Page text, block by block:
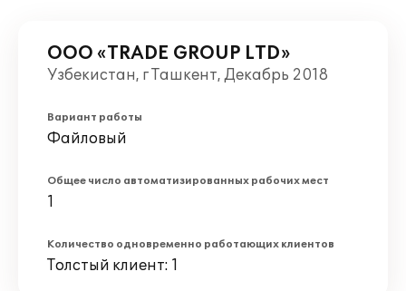
ООО «TRADE GROUP LTD»
Узбекистан, г Ташкент, Декабрь 2018
Вариант работы
Файловый
Общее число автоматизированных рабочих мест
1
Количество одновременно работающих клиентов
Толстый клиент: 1